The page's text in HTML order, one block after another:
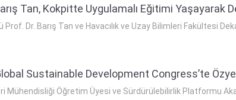
Tan, Kokpitte Uygulamalı Eğitimi Yaşayarak
Dr. Barış Tan ve Havacılık ve Uzay Bilimleri Fakültesi
Sustainable Development Congress’te
Mühendisliği Öğretim Üyesi ve Sürdürülebilirlik Platformu